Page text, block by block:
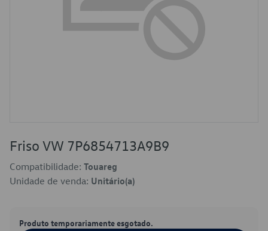
Friso VW 7P6854713A9B9
Compatibilidade: Touareg
Unidade de venda: Unitário(a)
Produto temporariamente esgotado.